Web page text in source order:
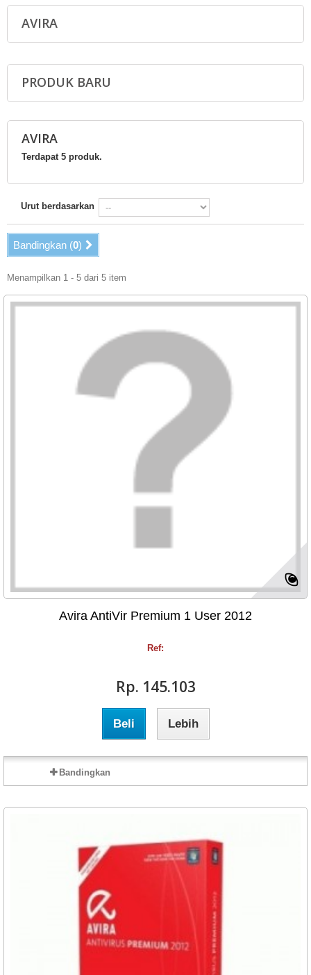
AVIRA
PRODUK BARU
AVIRA
Terdapat 5 produk.
Urut berdasarkan
Bandingkan (0)
Menampilkan 1 - 5 dari 5 item
Avira AntiVir Premium 1 User 2012
Ref:
Rp‎. 145.103
Beli Lebih
Bandingkan